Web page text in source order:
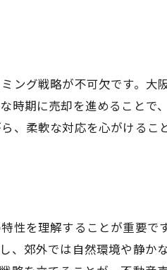
産価値を上げる手入れ方法
特性に応じたアプローチ
収集の徹底で売却を加速
の流れを予習してトラブル回
に強い不動産業者を選ぶ
グ戦略が不可欠です。大
期に売却を進めることで
、柔軟な対応を心がける
性を理解することが重要
、郊外では自然環境や静